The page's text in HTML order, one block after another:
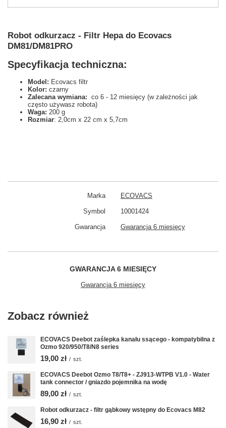
Robot odkurzacz - Filtr Hepa do Ecovacs
DM81/DM81PRO
Specyfikacja techniczna:
Model: Ecovacs filtr
Kolor: czarny
Zalecana wymiana: co 6 - 12 miesięcy (w zależności jak
często używasz robota)
Waga: 200 g
Rozmiar: 2,0cm x 22 cm x 5,7cm
Marka ECOVACS
Symbol 10001424
Gwarancja Gwarancja 6 miesięcy
GWARANCJA 6 MIESIĘCY
Gwarancja 6 miesięcy
Zobacz również
ECOVACS Deebot zaślepka kanału ssącego - kompatybilna z
Ozmo 920/950/T8/N8 series
19,00 zł / szt.
ECOVACS Deebot Ozmo T8/T8+ - ZJ913-WTPB V1.0 - Water
tank connector / gniazdo pojemnika na wodę
89,00 zł / szt.
Robot odkurzacz - filtr gąbkowy wstępny do Ecovacs M82
16,90 zł / szt.